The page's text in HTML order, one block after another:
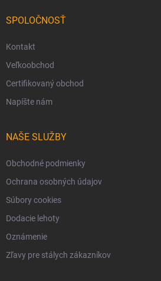
SPOLOČNOSŤ
Kontakt
Veľkoobchod
Certifikovaný obchod
Napíšte nám
NAŠE SLUŽBY
Obchodné podmienky
Ochrana osobných údajov
Súbory cookies
Dodacie lehoty
Oznámenie
Zľavy pre stálych zákazníkov